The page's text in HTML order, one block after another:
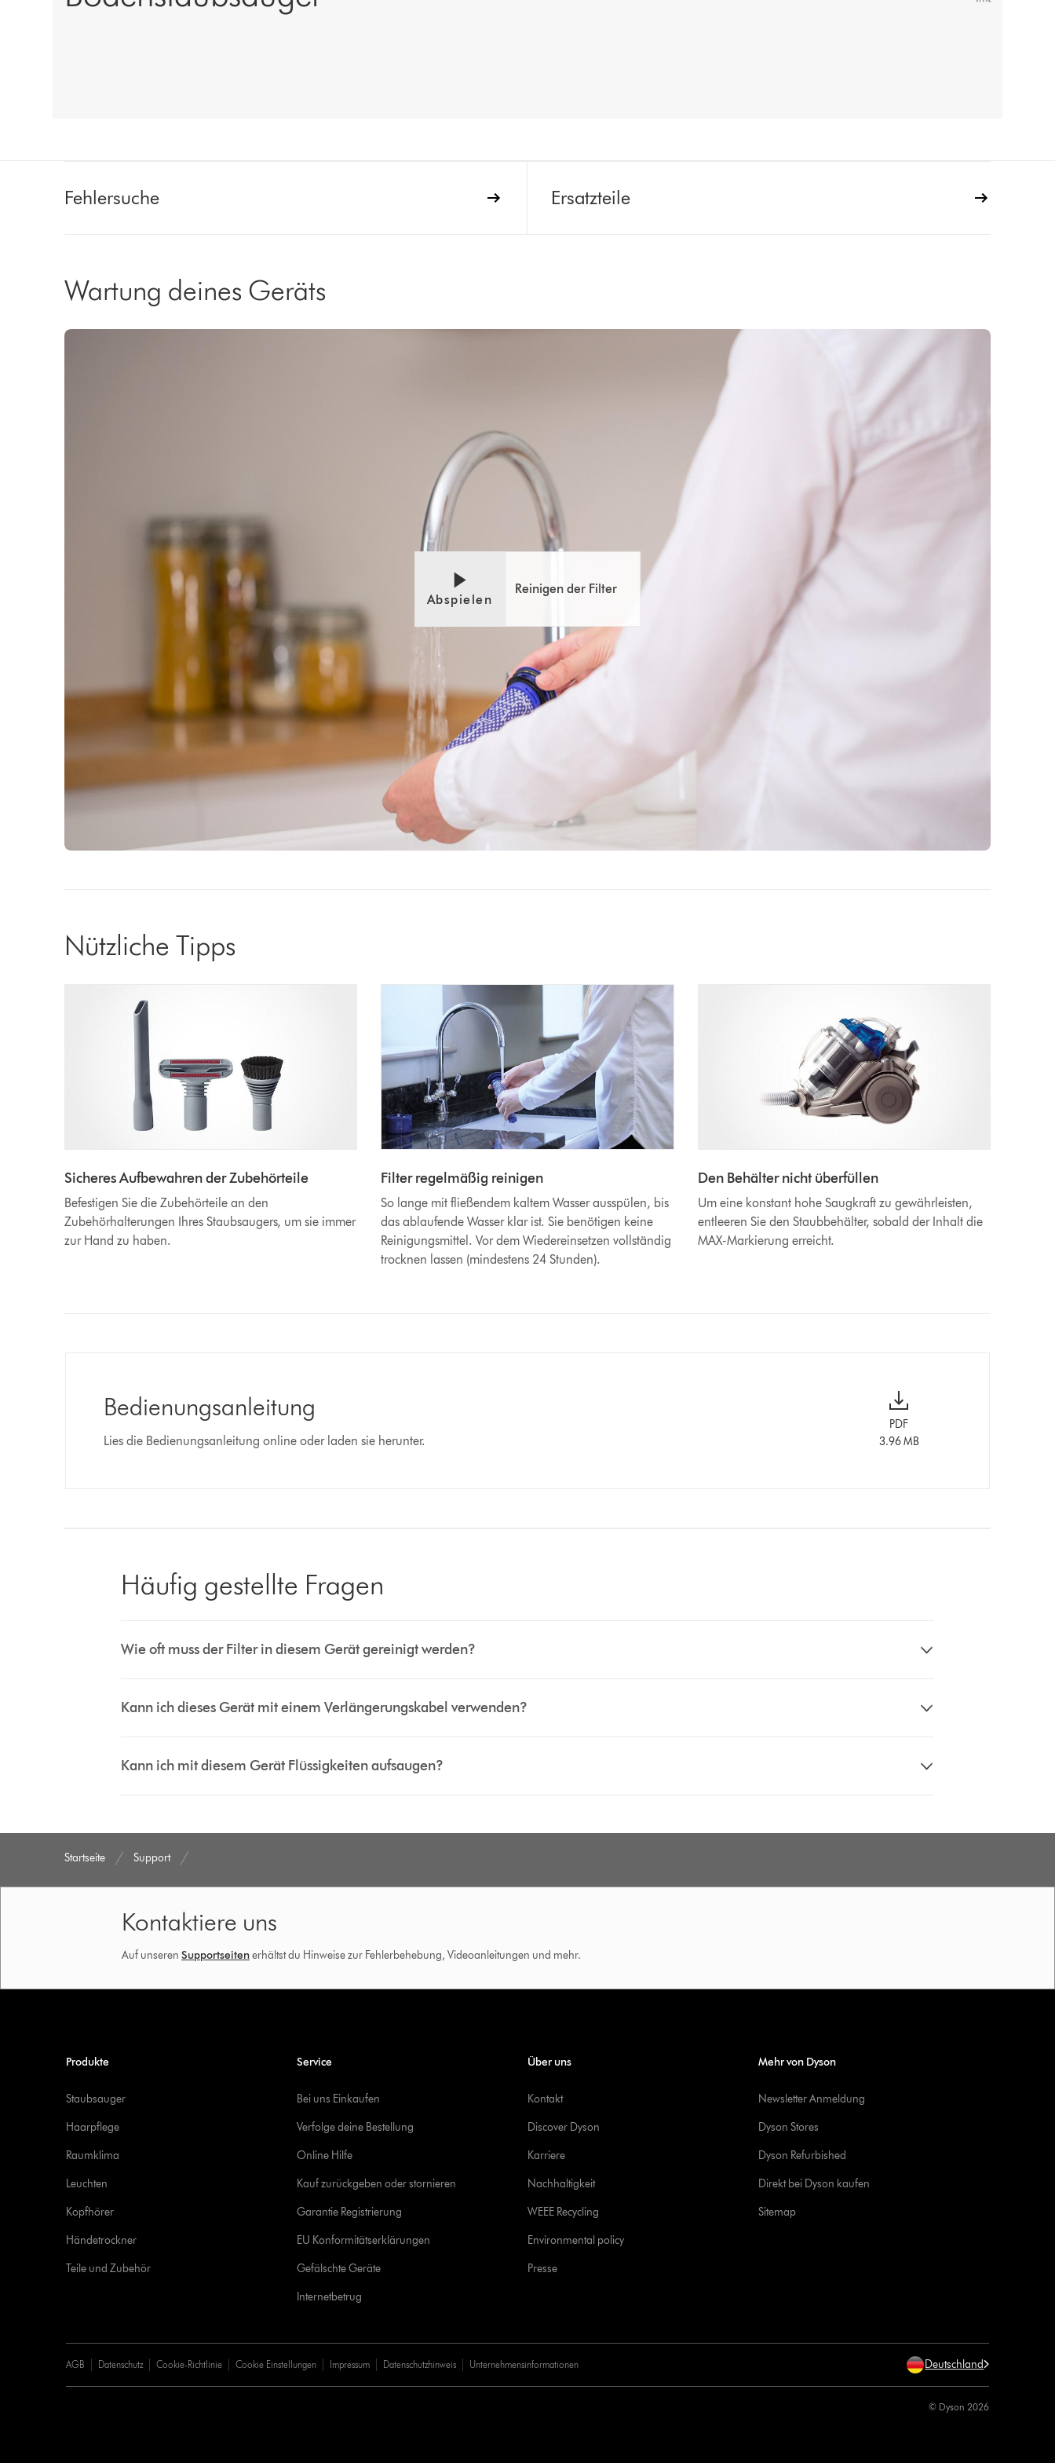
Fehlersuche Ersatzteile
Wartung deines Geräts
Video
Transcript
Video-
Transkript
Abspielen
Reinigen der Filter
Nützliche Tipps
Sicheres Aufbewahren der Zubehörteile
Befestigen Sie die Zubehörteile an den
Zubehörhalterungen Ihres Staubsaugers, um sie immer
zur Hand zu haben.
Filter regelmäßig reinigen
So lange mit fließendem kaltem Wasser ausspülen, bis
das ablaufende Wasser klar ist. Sie benötigen keine
Reinigungsmittel. Vor dem Wiedereinsetzen vollständig
trocknen lassen (mindestens 24 Stunden).
Den Behälter nicht überfüllen
Um eine konstant hohe Saugkraft zu gewährleisten,
entleeren Sie den Staubbehälter, sobald der Inhalt die
MAX-Markierung erreicht.
Bedienungsanleitung
Lies die Bedienungsanleitung online oder laden sie herunter.
PDF
3.96 MB
Häufig gestellte Fragen
Wie oft muss der Filter in diesem Gerät gereinigt werden?
Kann ich dieses Gerät mit einem Verlängerungskabel verwenden?
Kann ich mit diesem Gerät Flüssigkeiten aufsaugen?
Startseite Support
Kontaktiere uns
Auf unseren Supportseitenerhältst du Hinweise zur Fehlerbehebung, Videoanleitungen und mehr.
Produkte
Staubsauger
Haarpflege
Raumklima
Leuchten
Kopfhörer
Händetrockner
Teile und Zubehör
Service
Bei uns Einkaufen
Verfolge deine Bestellung
Online Hilfe
Kauf zurückgeben oder stornieren
Garantie Registrierung
EU Konformitätserklärungen
Gefälschte Geräte
Internetbetrug
Über uns
Kontakt
Discover Dyson
Karriere
Nachhaltigkeit
WEEE Recycling
Environmental policy
Presse
Mehr von Dyson
Newsletter Anmeldung
Dyson Stores
Dyson Refurbished
Direkt bei Dyson kaufen
Sitemap
AGB Datenschutz Cookie-Richtlinie Cookie Einstellungen Impressum Datenschutzhinweis Unternehmensinformationen Deutschland
© Dyson 2026